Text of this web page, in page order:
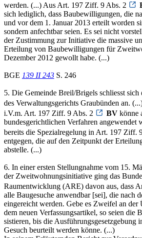
werden. (...) Aus Art. 197 Ziff. 9 Abs. 2
sich lediglich, dass Baubewilligungen, die
und vor dem 1. Januar 2013 erteilt worden
sondern anfechtbar seien. Es sei nicht
der Zustimmung zur Initiative die massive
Erteilung von Baubewilligungen für
Dezember 2012 gewollt habe. (...)
BGE 139 II 243 S. 246
5. Die Gemeinde Breil/Brigels schliesst sich
des Verwaltungsgerichts Graubünden an.
i.V.m. Art. 197 Ziff. 9 Abs. 2
BV könne
bundesgerichtlichen Verfahren angewendet
bereits die Spezialregelung in Art. 197 Ziff.
entgegen, die auf den Zeitpunkt der
abstelle. (...)
6. In einer ersten Stellungnahme vom 15.
der Zweitwohnungsinitiative ging das
Raumentwicklung (ARE) davon aus, dass
alle Baugesuche anwendbar [sei], die nach
eingereicht werden. Gebe es Zweifel an der
dem neuen Verfassungsartikel, so seien die
sistieren, bis die Ausführungsgesetzgebung
Gesuch beurteilt werden könne. (...)